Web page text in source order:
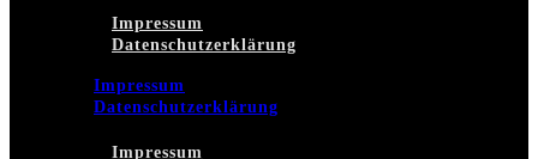
Impressum
Datenschutzerklärung
Impressum
Datenschutzerklärung
Impressum